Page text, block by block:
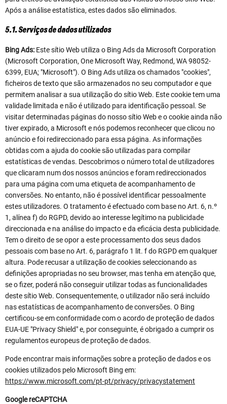
Após a análise estatística, estes dados são eliminados.
5.1. Serviços de dados utilizados
Bing Ads: Este sítio Web utiliza o Bing Ads da Microsoft Corporation
(Microsoft Corporation, One Microsoft Way, Redmond, WA 98052-
6399, EUA; "Microsoft"). O Bing Ads utiliza os chamados "cookies",
ficheiros de texto que são armazenados no seu computador e que
permitem analisar a sua utilização do sítio Web. Este cookie tem uma
validade limitada e não é utilizado para identificação pessoal. Se
visitar determinadas páginas do nosso sítio Web e o cookie ainda não
tiver expirado, a Microsoft e nós podemos reconhecer que clicou no
anúncio e foi redireccionado para essa página. As informações
obtidas com a ajuda do cookie são utilizadas para compilar
estatísticas de vendas. Descobrimos o número total de utilizadores
que clicaram num dos nossos anúncios e foram redireccionados
para uma página com uma etiqueta de acompanhamento de
conversões. No entanto, não é possível identificar pessoalmente
estes utilizadores. O tratamento é efectuado com base no Art. 6, n.º
1, alínea f) do RGPD, devido ao interesse legítimo na publicidade
direccionada e na análise do impacto e da eficácia desta publicidade.
Tem o direito de se opor a este processamento dos seus dados
pessoais com base no Art. 6, parágrafo 1 lit. f do RGPD em qualquer
altura. Pode recusar a utilização de cookies seleccionando as
definições apropriadas no seu browser, mas tenha em atenção que,
se o fizer, poderá não conseguir utilizar todas as funcionalidades
deste sítio Web. Consequentemente, o utilizador não será incluído
nas estatísticas de acompanhamento de conversões. O Bing
certificou-se em conformidade com o acordo de proteção de dados
EUA-UE "Privacy Shield" e, por conseguinte, é obrigado a cumprir os
regulamentos europeus de proteção de dados.
Pode encontrar mais informações sobre a proteção de dados e os
cookies utilizados pelo Microsoft Bing em:
https://www.microsoft.com/pt-pt/privacy/privacystatement
Google reCAPTCHA